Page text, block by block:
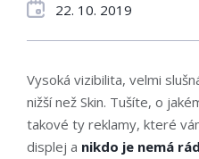
22. 10. 2019
Vysoká vizibilita, velmi
nižší než Skin. Tušíte, o
takové ty reklamy, které
displej a nikdo je nemá